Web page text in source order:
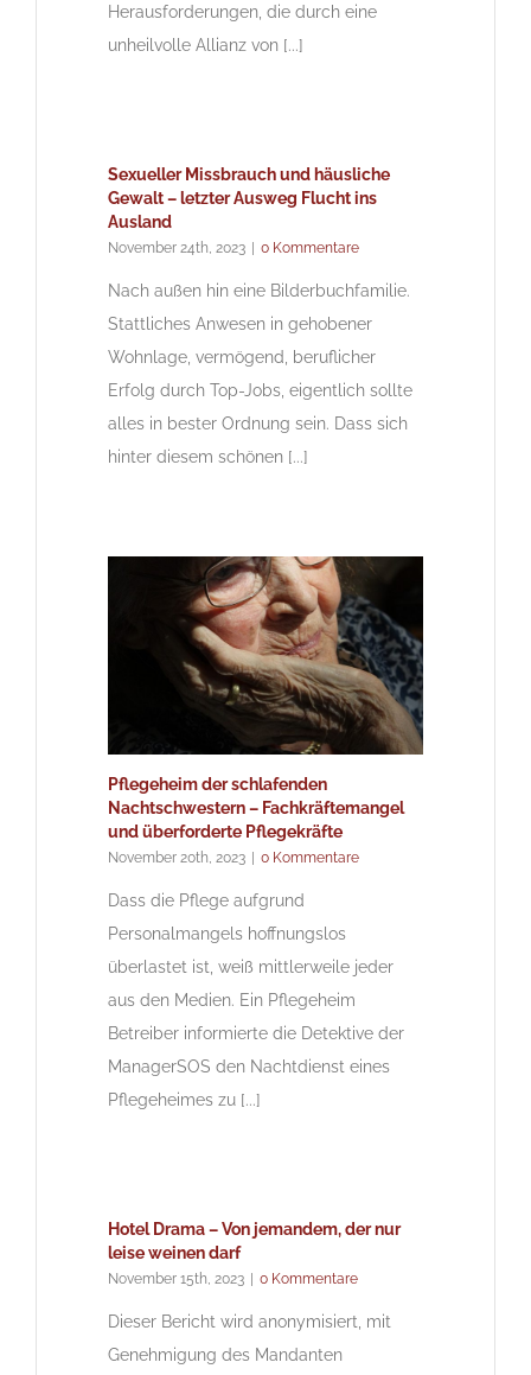
Herausforderungen, die durch eine
unheilvolle Allianz von [...]
Sexueller Missbrauch und häusliche
Gewalt – letzter Ausweg Flucht ins
Ausland
November 24th, 2023 | 0 Kommentare
Nach außen hin eine Bilderbuchfamilie.
Stattliches Anwesen in gehobener
Wohnlage, vermögend, beruflicher
Erfolg durch Top-Jobs, eigentlich sollte
alles in bester Ordnung sein. Dass sich
hinter diesem schönen [...]
Pflegeheim der schlafenden
Nachtschwestern – Fachkräftemangel
und überforderte Pflegekräfte
November 20th, 2023 0 Kommentare
Dass die Pflege aufgrund
Personalmangels hoffnungslos
überlastet ist, weiß mittlerweile jeder
aus den Medien. Ein Pflegeheim
Betreiber informierte die Detektive der
ManagerSOS den Nachtdienst eines
Pflegeheimes zu [...]
Hotel Drama – Von jemandem, der nur
leise weinen darf
November 15th, 2023 0 Kommentare
Dieser Bericht wird anonymisiert, mit
Genehmigung des Mandanten